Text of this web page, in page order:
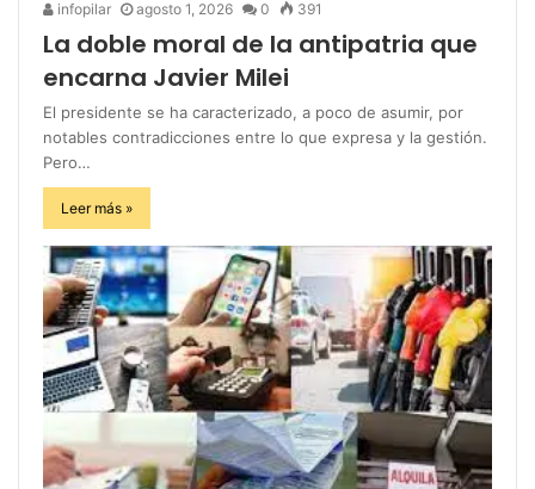
infopilar agosto 1, 2026 0 391
La doble moral de la antipatria que
encarna Javier Milei
El presidente se ha caracterizado, a poco de asumir, por
notables contradicciones entre lo que expresa y la gestión.
Pero…
Leer más »